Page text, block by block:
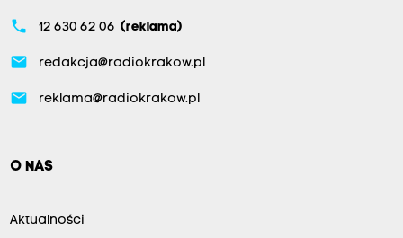
phone 12 630 62 06 (reklama)
email redakcja@radiokrakow.pl
email reklama@radiokrakow.pl
O NAS
Aktualności